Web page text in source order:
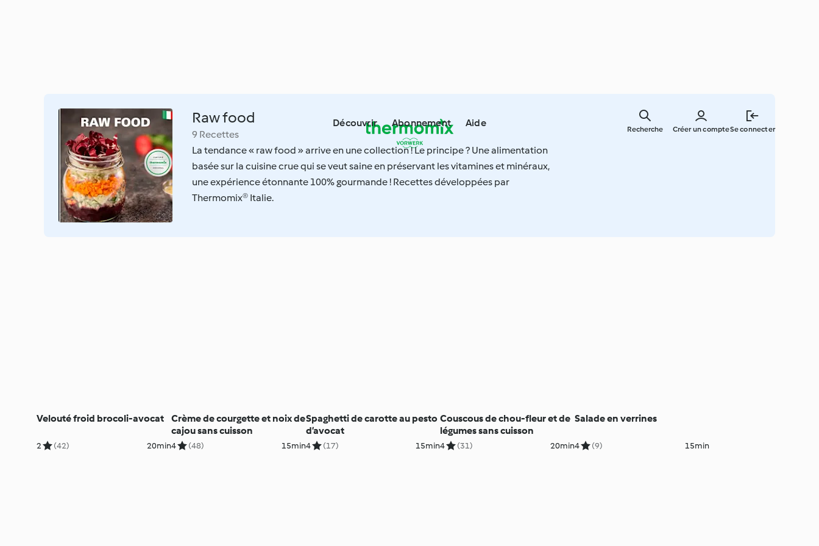
main
Découvrir Abonnement Aide
Créer un compteSe connecter
Recherche
Raw food
9 Recettes
La tendance « raw food » arrive en une collection ! Le principe ? Une alimentation
basée sur la cuisine crue qui se veut saine en préservant les vitamines et minéraux,
une expérience étonnante 100% gourmande ! Recettes développées par
Thermomix® Italie.
Velouté froid brocoli-avocat
2 (42) 20min
Crème de courgette et noix de
cajou sans cuisson
4 (48) 15min
Spaghetti de carotte au pesto
d’avocat
4 (17) 15min
Couscous de chou-fleur et de
légumes sans cuisson
4 (31) 20min
Salade en verrines
4 (9) 15min